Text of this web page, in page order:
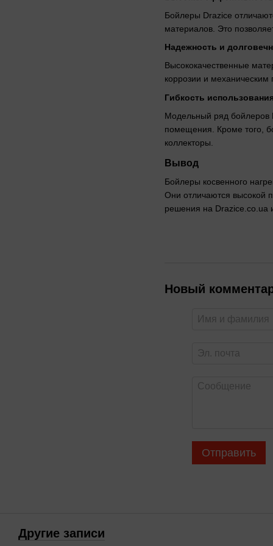
Бойлеры Drazice
материалов. Это
Надежность и
Высококачественные
коррозии и
Гибкость использования
Модельный ряд бойлеров
помещения. Кроме того,
коллекторы.
Вывод
Бойлеры косвенного
Они отличаются высокой
решения на Drazice.co.ua
Новый
Отправить
Другие записи